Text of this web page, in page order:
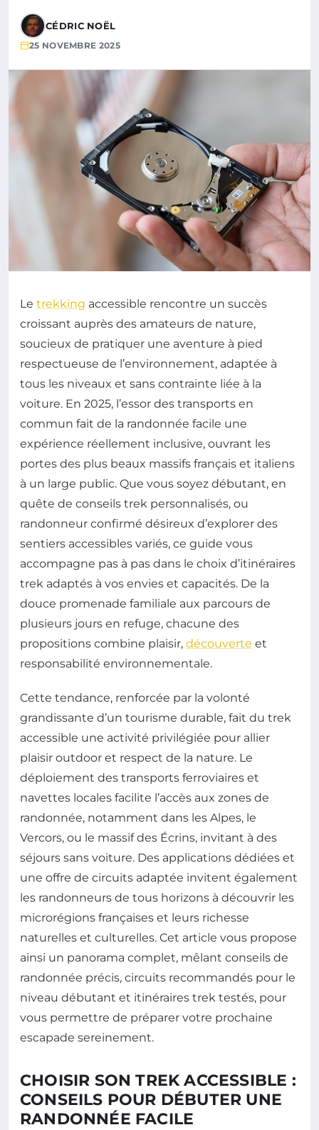
CÉDRIC NOËL
25 NOVEMBRE 2025
Le trekking accessible rencontre un succès
croissant auprès des amateurs de nature,
soucieux de pratiquer une aventure à pied
respectueuse de l’environnement, adaptée à
tous les niveaux et sans contrainte liée à la
voiture. En 2025, l’essor des transports en
commun fait de la randonnée facile une
expérience réellement inclusive, ouvrant les
portes des plus beaux massifs français et italiens
à un large public. Que vous soyez débutant, en
quête de conseils trek personnalisés, ou
randonneur confirmé désireux d’explorer des
sentiers accessibles variés, ce guide vous
accompagne pas à pas dans le choix d’itinéraires
trek adaptés à vos envies et capacités. De la
douce promenade familiale aux parcours de
plusieurs jours en refuge, chacune des
propositions combine plaisir, découverte et
responsabilité environnementale.
Cette tendance, renforcée par la volonté
grandissante d’un tourisme durable, fait du trek
accessible une activité privilégiée pour allier
plaisir outdoor et respect de la nature. Le
déploiement des transports ferroviaires et
navettes locales facilite l’accès aux zones de
randonnée, notamment dans les Alpes, le
Vercors, ou le massif des Écrins, invitant à des
séjours sans voiture. Des applications dédiées et
une offre de circuits adaptée invitent également
les randonneurs de tous horizons à découvrir les
microrégions françaises et leurs richesse
naturelles et culturelles. Cet article vous propose
ainsi un panorama complet, mêlant conseils de
randonnée précis, circuits recommandés pour le
niveau débutant et itinéraires trek testés, pour
vous permettre de préparer votre prochaine
escapade sereinement.
CHOISIR SON TREK ACCESSIBLE :
CONSEILS POUR DÉBUTER UNE
RANDONNÉE FACILE